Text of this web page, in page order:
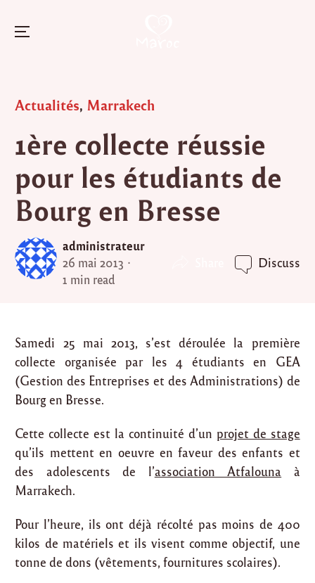
content
Menu
Posted
Actualités, Marrakech
1ère collecte réussie
pour les étudiants de
Bourg en Bresse
administrateur
26 mai 2013
1 min read
Discuss
Samedi 25 mai 2013, s’est déroulée la première
collecte organisée par les 4 étudiants en GEA
(Gestion des Entreprises et des Administrations) de
Bourg en Bresse.
Cette collecte est la continuité d’un projet de stage
qu’ils mettent en oeuvre en faveur des enfants et
des adolescents de l’association Atfalouna à
Marrakech.
Pour l’heure, ils ont déjà récolté pas moins de 400
kilos de matériels et ils visent comme objectif, une
tonne de dons (vêtements, fournitures scolaires).